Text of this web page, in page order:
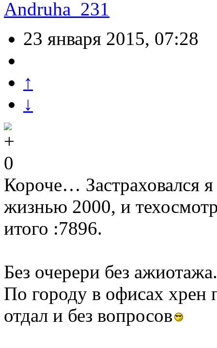
Andruha_231
23 января 2015, 07:28
↑
↓
0
Короче… Застраховался
жизнью 2000, и
итого :7896.
Без очерери без ажиотажа.
По городу в офисах хрен
отдал и без вопросов